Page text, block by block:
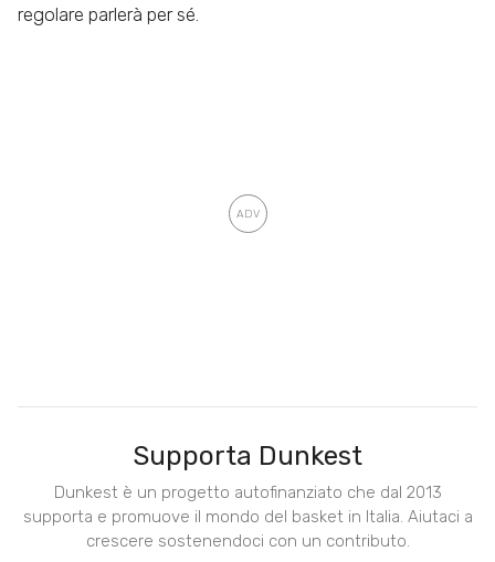
regolare parlerà per sé.
Supporta Dunkest
Dunkest è un progetto autofinanziato che dal 2013
supporta e promuove il mondo del basket in Italia. Aiutaci a
crescere sostenendoci con un contributo.